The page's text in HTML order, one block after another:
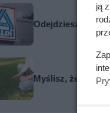
Odejdziesz od
Myślisz, że pies
ją